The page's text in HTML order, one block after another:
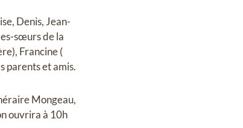
Denis, Jean-
sœurs de la
Francine (
parents et amis.
Mongeau,
ouvrira à 10h